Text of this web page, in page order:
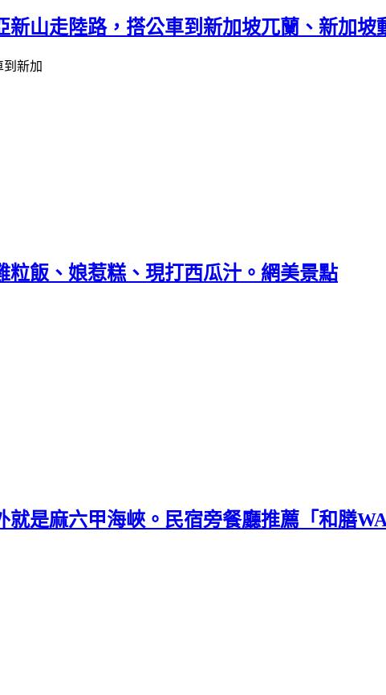
新山走陸路，搭公車到新加坡兀蘭、新加坡
飯、娘惹糕、現打西瓜汁。網美景點
是麻六甲海峽。民宿旁餐廳推薦「和膳